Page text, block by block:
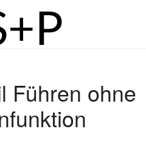
Führen ohne